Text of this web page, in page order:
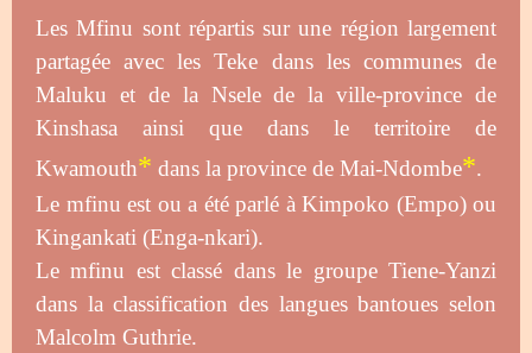
Les Mfinu sont répartis sur une région largement
partagée avec les Teke dans les communes de
Maluku et de la Nsele de la ville-province de
Kinshasa ainsi que dans le territoire de
Kwamouth* dans la province de Mai-Ndombe*.
Le mfinu est ou a été parlé à Kimpoko (Empo) ou
Kingankati (Enga-nkari).
Le mfinu est classé dans le groupe Tiene-Yanzi
dans la classification des langues bantoues selon
Malcolm Guthrie.